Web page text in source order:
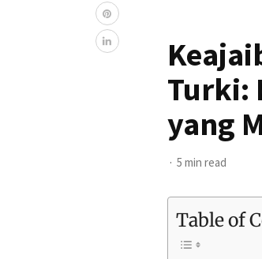
Turki:
yang
5 min read
Table of